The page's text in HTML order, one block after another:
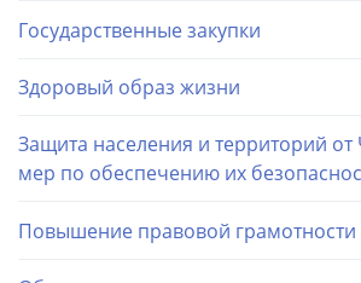
Государственные закупки
Здоровый образ жизни
Защита населения и территорий
мер по обеспечению их
Повышение правовой грамотности